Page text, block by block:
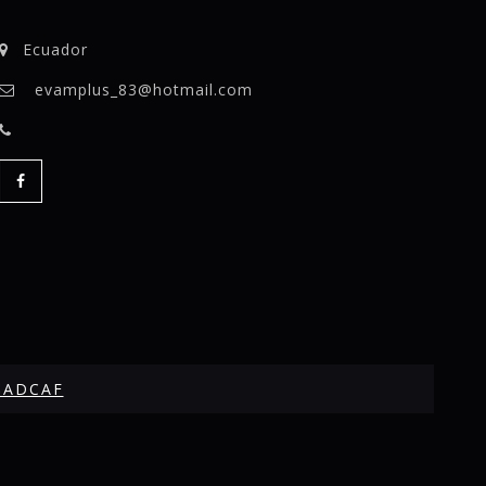
Ecuador
evamplus_83@hotmail.com